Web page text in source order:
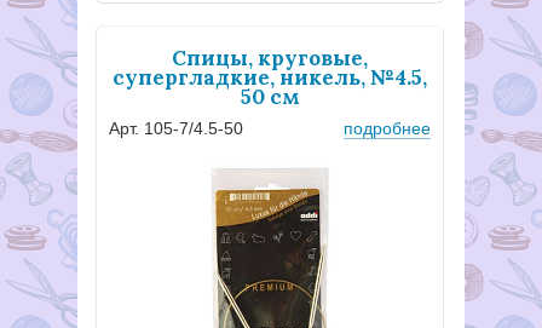
Спицы, круговые,
супергладкие, никель, №4.5,
50 см
Арт. 105-7/4.5-50 подробнее